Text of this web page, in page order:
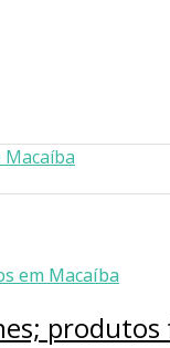
produtos